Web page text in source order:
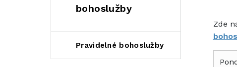
bohoslužby
Pravidelné bohoslužby
Zde